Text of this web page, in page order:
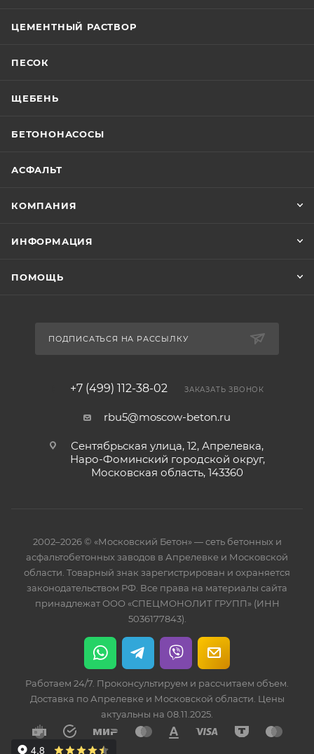
ЦЕМЕНТНЫЙ РАСТВОР
ПЕСОК
ЩЕБЕНЬ
БЕТОНОНАСОСЫ
АСФАЛЬТ
КОМПАНИЯ
ИНФОРМАЦИЯ
ПОМОЩЬ
ПОДПИСАТЬСЯ НА РАССЫЛКУ
+7 (499) 112-38-02 ЗАКАЗАТЬ ЗВОНОК
rbu5@moscow-beton.ru
Сентябрьская улица, 12, Апрелевка,
Наро-Фоминский городской округ,
Московская область, 143360
2002–2026 © «Московский Бетон» — сеть бетонных и
асфальтобетонных заводов в Апрелевке и Московской
области. Товарный знак зарегистрирован и охраняется
законодательством РФ. Все права на материалы сайта
принадлежат ООО «СПЕЦМОНОЛИТ ГРУПП» (ИНН
5036177843).
Работаем 24/7. Проконсультируем и рассчитаем объем.
Доставка по Апрелевке и Московской области. Цены
актуальны на 08.11.2025.